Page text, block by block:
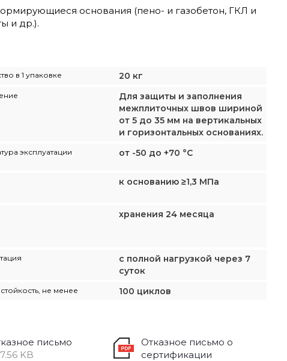
основания (пено- и газобетон, ГКЛ и
и др.).
в 1 упаковке 20 кг
Для защиты и заполнения
межплиточных швов шириной
от 5 до 35 мм на вертикальных
и горизонтальных основаниях.
эксплуатации от -50 до +70 °С
к основанию ≥1,3 МПа
хранения 24 месяца
с полной нагрузкой через 7
суток
не менее 100 циклов
письмо
KB
Отказное письмо о
сертификации